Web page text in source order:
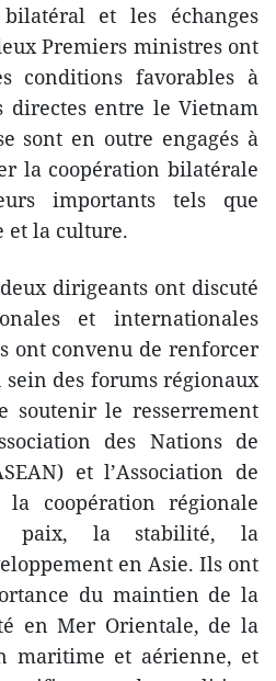
et les échanges
Premiers ministres ont
conditions favorables à
directes entre le Vietnam
sont en outre engagés à
la coopération bilatérale
importants tels que
et la culture.
dirigeants ont discuté
et internationales
ont convenu de renforcer
des forums régionaux
soutenir le resserrement
des Nations de
et l’Association de
coopération régionale
paix, la stabilité, la
en Asie. Ils ont
du maintien de la
en Mer Orientale, de la
maritime et aérienne, et